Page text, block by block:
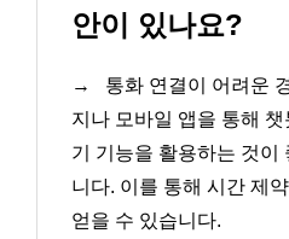
안이 있나요?
→
통화 연결이 어려운
지나 모바일 앱을 통해
기 기능을 활용하는 것이
니다. 이를 통해 시간 제
얻을 수 있습니다.